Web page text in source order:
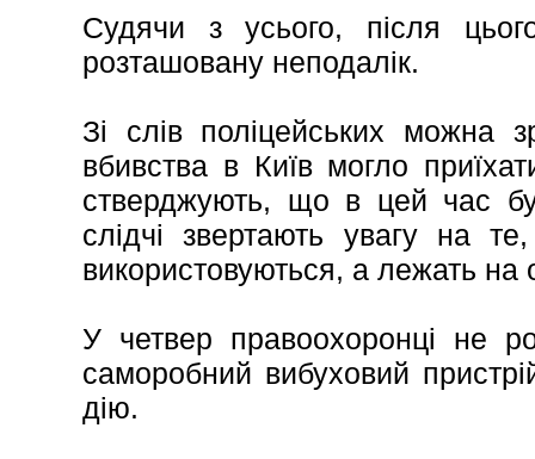
Судячи з усього, після
розташовану неподалік.
Зі слів поліцейських можна
вбивства в Київ могло
стверджують, що в цей час
слідчі звертають увагу на
використовуються, а лежать на
У четвер правоохоронці не
саморобний вибуховий
дію.